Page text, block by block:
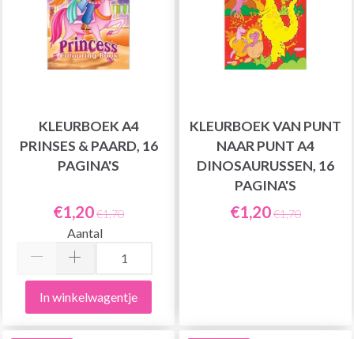
KLEURBOEK A4
PRINSES & PAARD, 16
PAGINA'S
€1,20€1,70
Aantal
In winkelwagentje
KLEURBOEK VAN PUNT
NAAR PUNT A4
DINOSAURUSSEN, 16
PAGINA'S
€1,20€1,70